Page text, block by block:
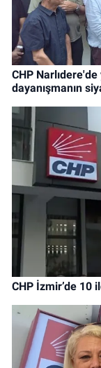
CHP
dayanışmanın
CHP İzmir’de 10